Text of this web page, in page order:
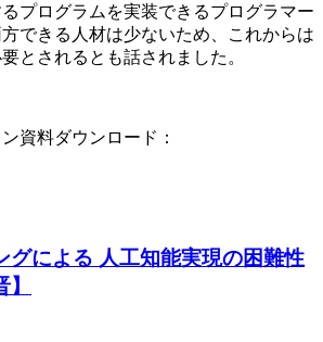
プログラムを実装できるプログラマー
できる人材は少ないため、これからは
とされるとも話されました。
資料ダウンロード：
グによる 人工知能実現の困難性